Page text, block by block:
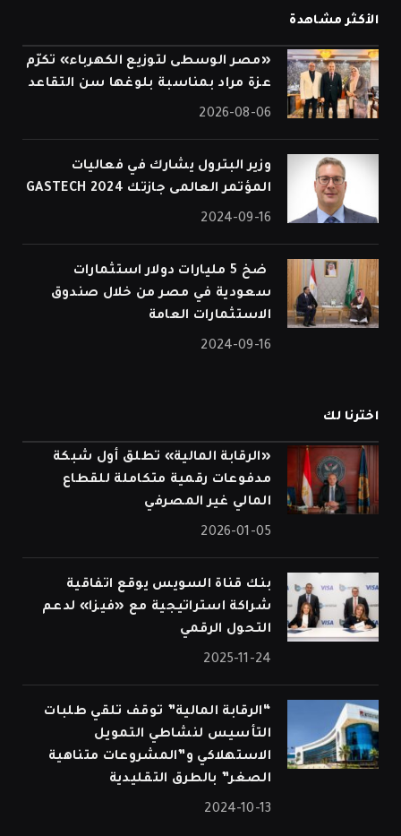
الأكثر مشاهدة
«مصر الوسطى لتوزيع الكهرباء» تكرّم
عزة مراد بمناسبة بلوغها سن التقاعد
2026-08-06
وزير البترول يشارك في فعاليات
المؤتمر العالمى جازتك 2024 GASTECH
2024-09-16
⁠ ضخ 5 مليارات دولار استثمارات
سعودية في مصر من خلال صندوق
الاستثمارات العامة
2024-09-16
اخترنا لك
«الرقابة المالية» تطلق أول شبكة
مدفوعات رقمية متكاملة للقطاع
المالي غير المصرفي
2026-01-05
بنك قناة السويس يوقع اتفاقية
شراكة استراتيجية مع «فيزا» لدعم
التحول الرقمي
2025-11-24
“الرقابة المالية” توقف تلقي طلبات
التأسيس لنشاطي التمويل
الاستهلاكي و”المشروعات متناهية
الصغر” بالطرق التقليدية
2024-10-13